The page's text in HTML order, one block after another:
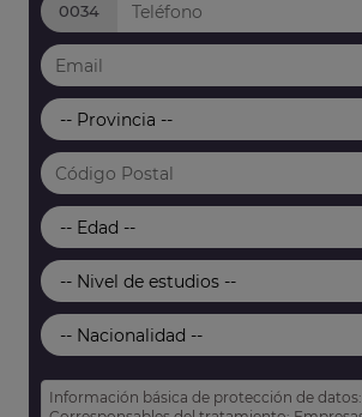
0034
Información básica de protección de datos: